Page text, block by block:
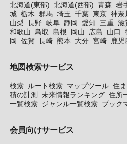
北海道(東部) 北海道(西部) 青森 岩
城 栃木 群馬 埼玉 千葉 東京 神奈
山梨 長野 岐阜 静岡 愛知 三重 滋
和歌山
鳥取 島根 岡山 広島 山口
岡
佐賀 長崎 熊本 大分 宮崎 鹿児
地図検索サービス
検索 ルート検索 マップツール 住
積の計測 未来情報ランキング 住所
一覧検索 ジャンル一覧検索 ブック
会員向けサービス